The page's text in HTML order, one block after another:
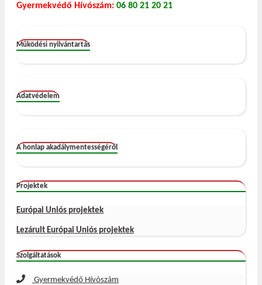
Gyermekvédő Hívószám: 06 80 21 20 21
Működési nyilvántartás
Adatvédelem
A honlap akadálymentességéről
Projektek
Európai Uniós projektek
Lezárult Európai Uniós projektek
Szolgáltatások
Gyermekvédő Hívószám